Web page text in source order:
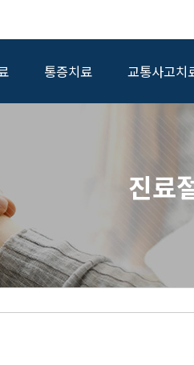
술 전후 재활과 요양, 항암치료와 방사
립니다.
통증치료 교통사고치
진료